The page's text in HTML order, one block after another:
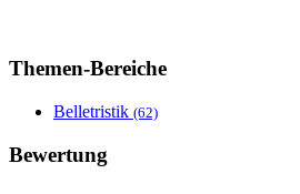
Themen-Bereiche
Belletristik (62)
Bewertung